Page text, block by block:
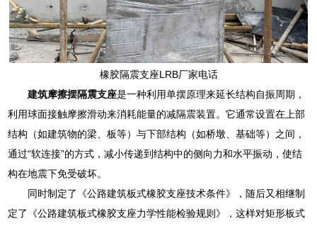
橡胶隔震支座LRB厂家电话
建筑摩擦摆隔震支座是一种利用单摆原理来延长结构自振周期，
利用球面接触摩擦滑动来消耗能量的减隔震装置。它通常设置在上部
结构（如建筑物的梁、板等）与下部结构（如桥墩、基础等）之间，
通过“软连接”的方式，减小传递到结构中的侧向力和水平振动，使结
构在地震下免受破坏。
同时制定了《公路建筑板式橡胶支座技术条件》，随后又相继制
定了《公路建筑板式橡胶支座力学性能检验规则》，这样对矩形板式